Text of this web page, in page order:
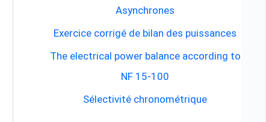
Asynchrones
Exercice corrigé de bilan des puissances
The electrical power balance according to
NF 15-100
Sélectivité chronométrique